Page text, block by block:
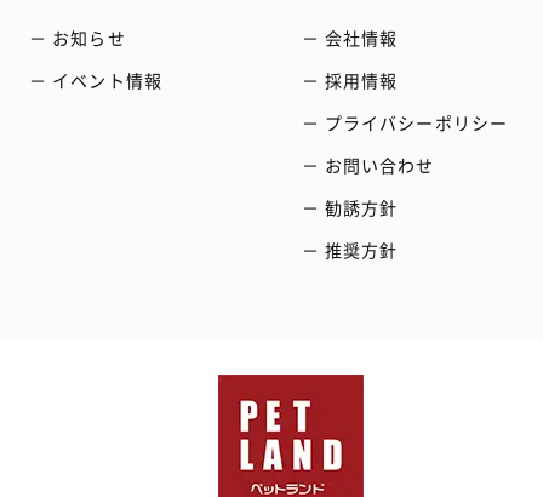
－ お知らせ
－ イベント情報
－ 会社情報
－ 採用情報
－ プライバシーポリシー
－ お問い合わせ
－ 勧誘方針
－ 推奨方針